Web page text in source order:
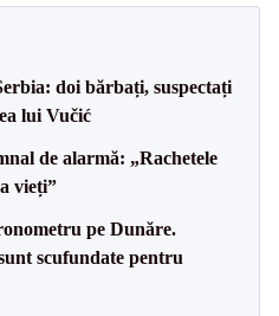
doi bărbați, suspectați
lui Vučić
de alarmă: „Rachetele
vieți”
pe Dunăre.
scufundate pentru